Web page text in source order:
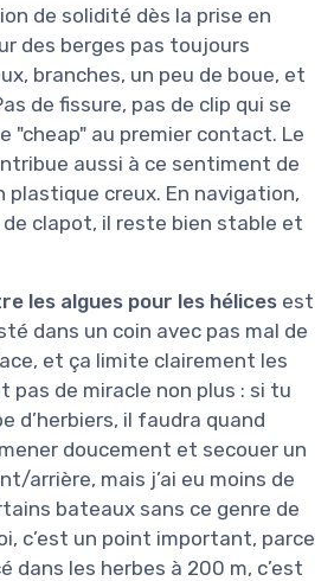
de solidité dès la prise en
des berges pas toujours
branches, un peu de boue, et
de fissure, pas de clip qui se
"cheap" au premier contact. Le
aussi à ce sentiment de
plastique creux. En navigation,
de clapot, il reste bien stable et
les algues pour les hélices est
dans un coin avec pas mal de
et ça limite clairement les
pas de miracle non plus : si tu
d’herbiers, il faudra quand
doucement et secouer un
arrière, mais j’ai eu moins de
bateaux sans ce genre de
c’est un point important, parce
dans les herbes à 200 m, c’est